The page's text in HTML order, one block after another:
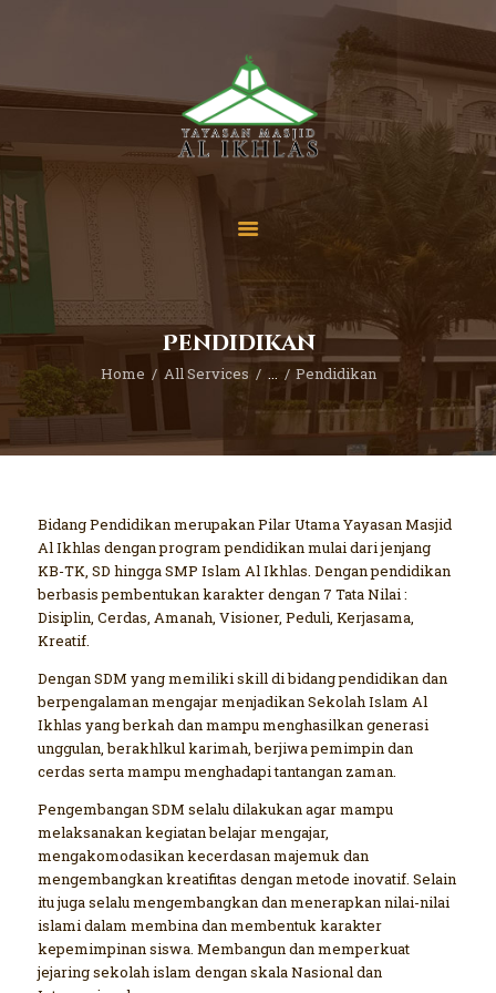
Pendidikan
Home All Services ... Pendidikan
Tentang Kami
Sekolah
Berita
Yuk Berdonasi
Kontak
Bidang Pendidikan merupakan Pilar Utama Yayasan Masjid
Al Ikhlas dengan program pendidikan mulai dari jenjang
KB-TK, SD hingga SMP Islam Al Ikhlas. Dengan pendidikan
berbasis pembentukan karakter dengan 7 Tata Nilai :
Disiplin, Cerdas, Amanah, Visioner, Peduli, Kerjasama,
Kreatif.
Dengan SDM yang memiliki skill di bidang pendidikan dan
berpengalaman mengajar menjadikan Sekolah Islam Al
Ikhlas yang berkah dan mampu menghasilkan generasi
unggulan, berakhlkul karimah, berjiwa pemimpin dan
cerdas serta mampu menghadapi tantangan zaman.
Pengembangan SDM selalu dilakukan agar mampu
melaksanakan kegiatan belajar mengajar,
mengakomodasikan kecerdasan majemuk dan
mengembangkan kreatifitas dengan metode inovatif. Selain
itu juga selalu mengembangkan dan menerapkan nilai-nilai
islami dalam membina dan membentuk karakter
kepemimpinan siswa. Membangun dan memperkuat
jejaring sekolah islam dengan skala Nasional dan